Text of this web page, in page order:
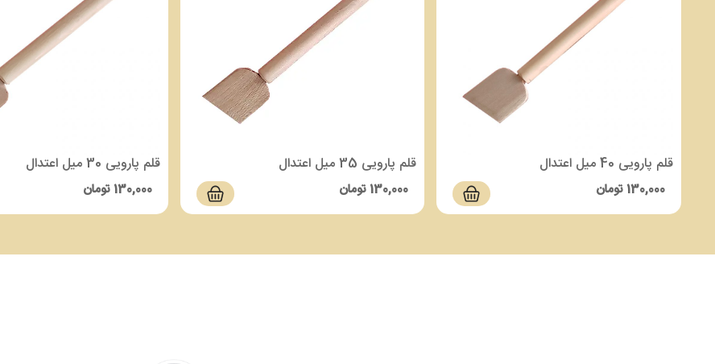
قلم پارویی 40 میل اعتدال
130,000تومان
قلم پارویی 35 میل اعتدال
130,000تومان
قلم پارویی 30 میل اعتدال
130,000تومان